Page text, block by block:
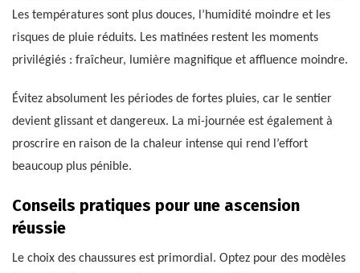
Les températures sont plus douces, l’humidité moindre et les
risques de pluie réduits. Les matinées restent les moments
privilégiés : fraîcheur, lumière magnifique et affluence moindre.
Évitez absolument les périodes de fortes pluies, car le sentier
devient glissant et dangereux. La mi-journée est également à
proscrire en raison de la chaleur intense qui rend l’effort
beaucoup plus pénible.
Conseils pratiques pour une ascension
réussie
Le choix des chaussures est primordial. Optez pour des modèles